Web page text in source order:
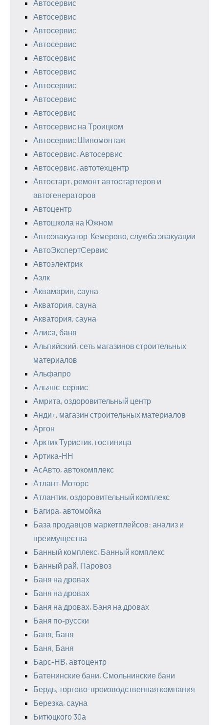
Автосервис
Автосервис
Автосервис
Автосервис
Автосервис
Автосервис
Автосервис
Автосервис
Автосервис
Автосервис на Троицком
Автосервис Шиномонтаж
Автосервис, Автосервис
Автосервис, автотехцентр
Автостарт, ремонт автостартеров и
автогенераторов
Автоцентр
Автошкола на Южном
Автоэвакуатор-Кемерово, служба эвакуации
АвтоЭкспертСервис
Автоэлектрик
Азлк
Аквамарин, сауна
Акватория, сауна
Акватория, сауна
Алиса, баня
Альпийский, сеть магазинов строительных
материалов
Альфапро
Альянс-сервис
Амрита, оздоровительный центр
Анди+, магазин строительных материалов
Аргон
Арктик Туристик, гостиница
Артика-НН
АсАвто, автокомплекс
Атлант-Моторс
Атлантик, оздоровительный комплекс
Багира, автомойка
База продавцов маркетплейсов: анализ и
преимущества
Банный комплекс, Банный комплекс
Банный рай, Паровоз
Баня на дровах
Баня на дровах
Баня на дровах, Баня на дровах
Баня по-русски
Баня, Баня
Баня, Баня
Барс-НВ, автоцентр
Батенинские бани, Смольнинские бани
Бердь, торгово-производственная компания
Березка, сауна
Битюцкого 30а